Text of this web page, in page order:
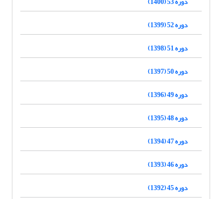
دوره 52 (1399)
دوره 51 (1398)
دوره 50 (1397)
دوره 49 (1396)
دوره 48 (1395)
دوره 47 (1394)
دوره 46 (1393)
دوره 45 (1392)